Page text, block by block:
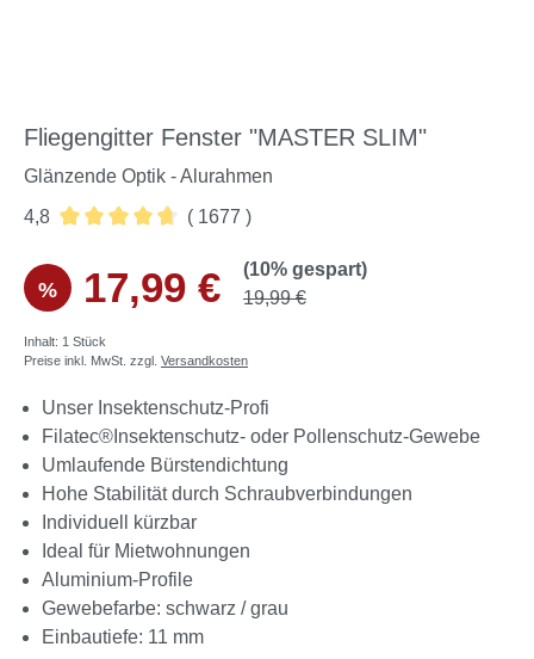
Fliegengitter Fenster "MASTER SLIM"
Glänzende Optik - Alurahmen
4,8
( 1677 )
% 17,99 €
(10% gespart)
19,99 €
Inhalt: 1 Stück
Preise inkl. MwSt. zzgl. Versandkosten
Unser Insektenschutz-Profi
Filatec®Insektenschutz- oder Pollenschutz-Gewebe
Umlaufende Bürstendichtung
Hohe Stabilität durch Schraubverbindungen
Individuell kürzbar
Ideal für Mietwohnungen
Aluminium-Profile
Gewebefarbe: schwarz / grau
Einbautiefe: 11 mm